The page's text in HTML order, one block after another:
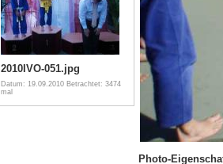
2010IVO-051.jpg
Datum: 19.09.2010 Betrachtet: 3474
mal
Photo-